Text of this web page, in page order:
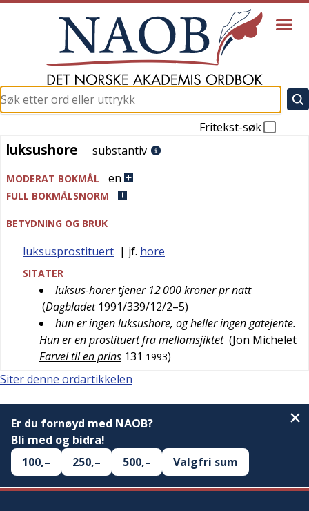
Fritekst-søk
luksushore
luksushore substantiv
MODERAT BOKMÅL en
FULL BOKMÅLSNORM
BETYDNING OG BRUK
luksusprostituert | jf. hore
SITATER
luksus-horer tjener 12 000 kroner pr natt
(Dagbladet 1991/339/12/2–5)
hun er ingen luksushore, og heller ingen gatejente.
Hun er en prostituert fra mellomsjiktet (Jon Michelet
Farvel til en prins 131 1993)
Siter denne ordartikkelen
Er du fornøyd med NAOB?
Bli med og bidra!
100,–
250,– 500,– Valgfri sum